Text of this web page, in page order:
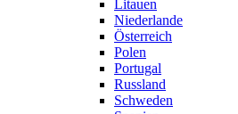
Litauen
Niederlande
Österreich
Polen
Portugal
Russland
Schweden